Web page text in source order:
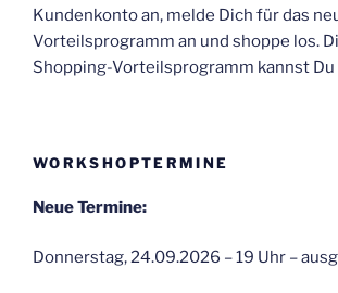
Kundenkonto an, melde Dich für das
Vorteilsprogramm an und shoppe los.
Shopping-Vorteilsprogramm kannst Du
WORKSHOPTERMINE
Neue Termine:
Donnerstag, 24.09.2026 – 19 Uhr –